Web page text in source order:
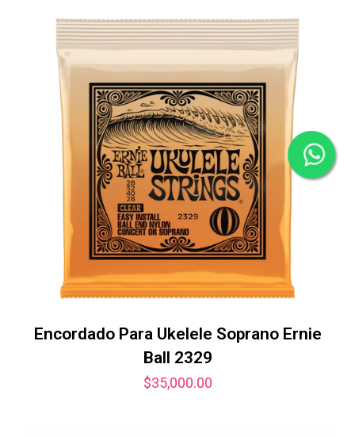
Encordado Para Ukelele Soprano Ernie
Ball 2329
$35,000.00